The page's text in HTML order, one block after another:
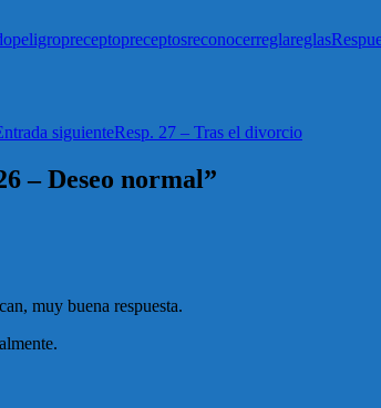
peligropreceptopreceptosreconocerreglareglas
siguienteResp. 27 – Tras el divorcio
– Deseo normal”
muy buena respuesta.